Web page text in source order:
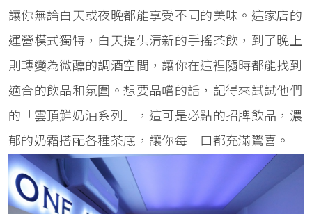
讓你無論白天或夜晚都能享受不同的美味。這家店的
運營模式獨特，白天提供清新的手搖茶飲，到了晚上
則轉變為微醺的調酒空間，讓你在這裡隨時都能找到
適合的飲品和氛圍。想要品嚐的話，記得來試試他們
的「雲頂鮮奶油系列」，這可是必點的招牌飲品，濃
郁的奶霜搭配各種茶底，讓你每一口都充滿驚喜。